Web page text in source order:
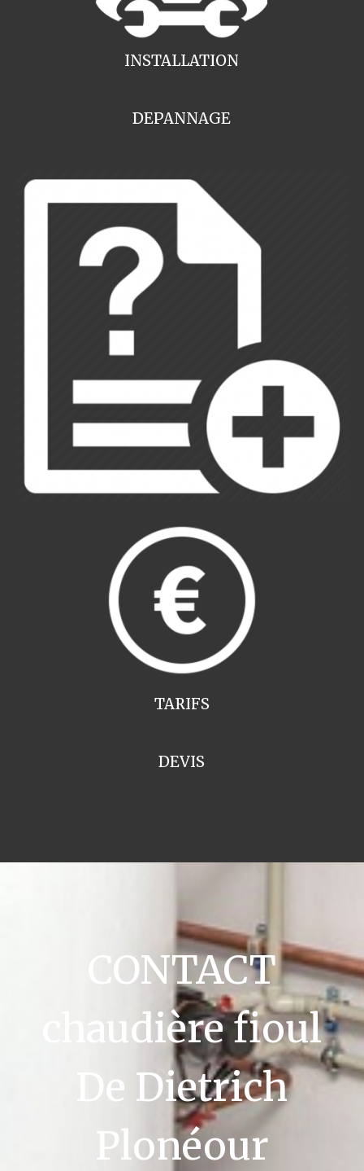
INSTALLATION
DEPANNAGE
TARIFS
DEVIS
CONTACT
chaudière fioul
De Dietrich
Plonéour